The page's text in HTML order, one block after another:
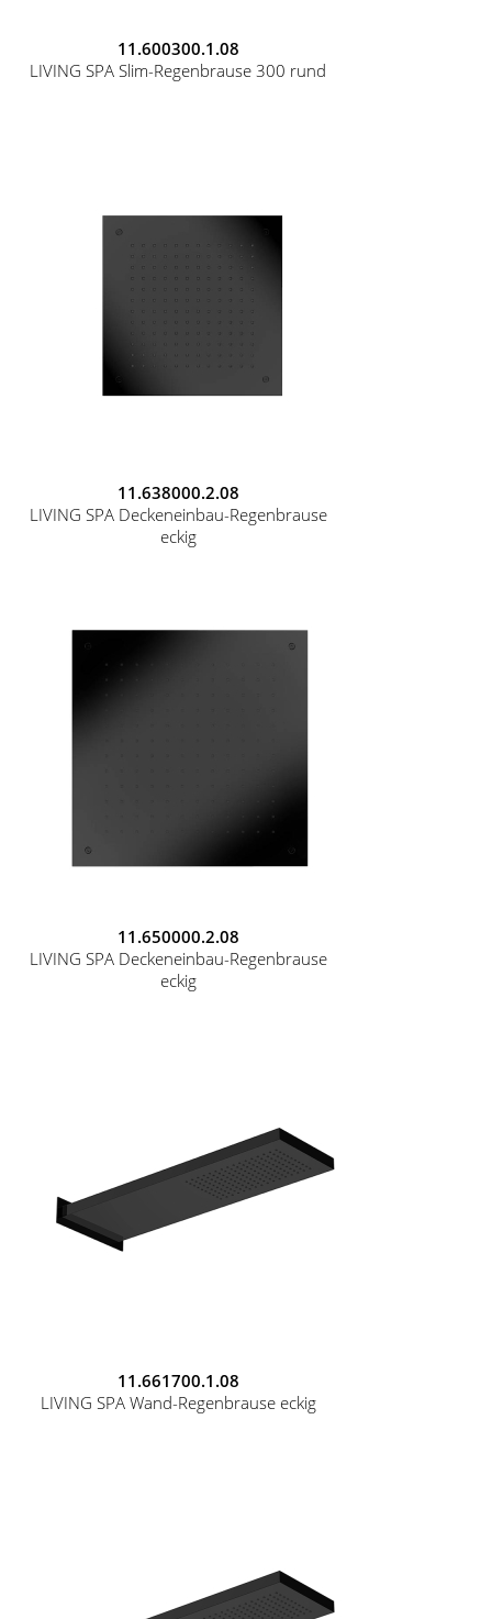
11.600300.1.08
LIVING SPA Slim-Regenbrause 300 rund
11.638000.2.08
LIVING SPA Deckeneinbau-Regenbrause
eckig
11.650000.2.08
LIVING SPA Deckeneinbau-Regenbrause
eckig
11.661700.1.08
LIVING SPA Wand-Regenbrause eckig